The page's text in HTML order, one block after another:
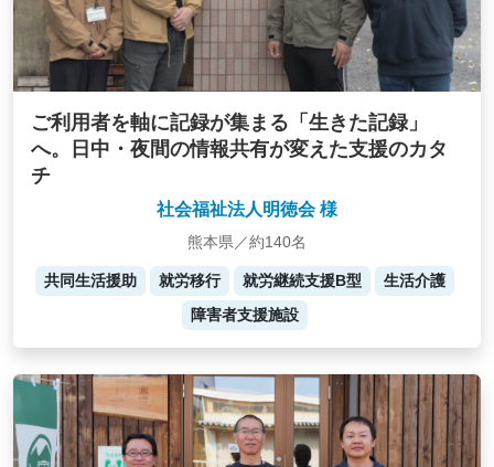
ご利用者を軸に記録が集まる「生きた記録」
へ。日中・夜間の情報共有が変えた支援のカタ
チ
社会福祉法人明徳会 様
熊本県／約140名
共同生活援助 就労移行 就労継続支援B型
生活介護
障害者支援施設